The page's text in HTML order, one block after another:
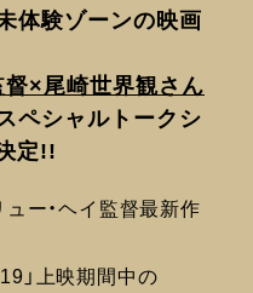
体験ゾーンの映画
×尾崎世界観さん
ペシャルトークシ
定!!
ー・ヘイ監督最新作
」上映期間中の